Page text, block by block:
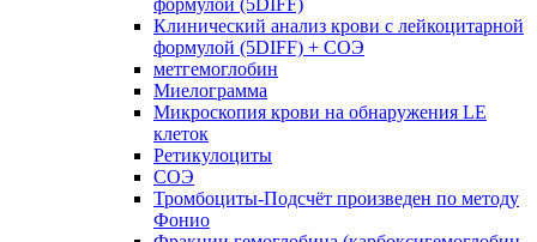
формулой (5DIFF)
Клинический анализ крови с лейкоцитарной
формулой (5DIFF) + СОЭ
метгемоглобин
Миелограмма
Микроскопия крови на обнаружения LE
клеток
Ретикулоциты
СОЭ
Тромбоциты-Подсчёт произведен по методу
Фонио